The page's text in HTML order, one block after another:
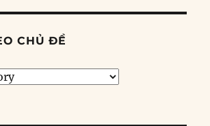
CHỦ ĐỀ